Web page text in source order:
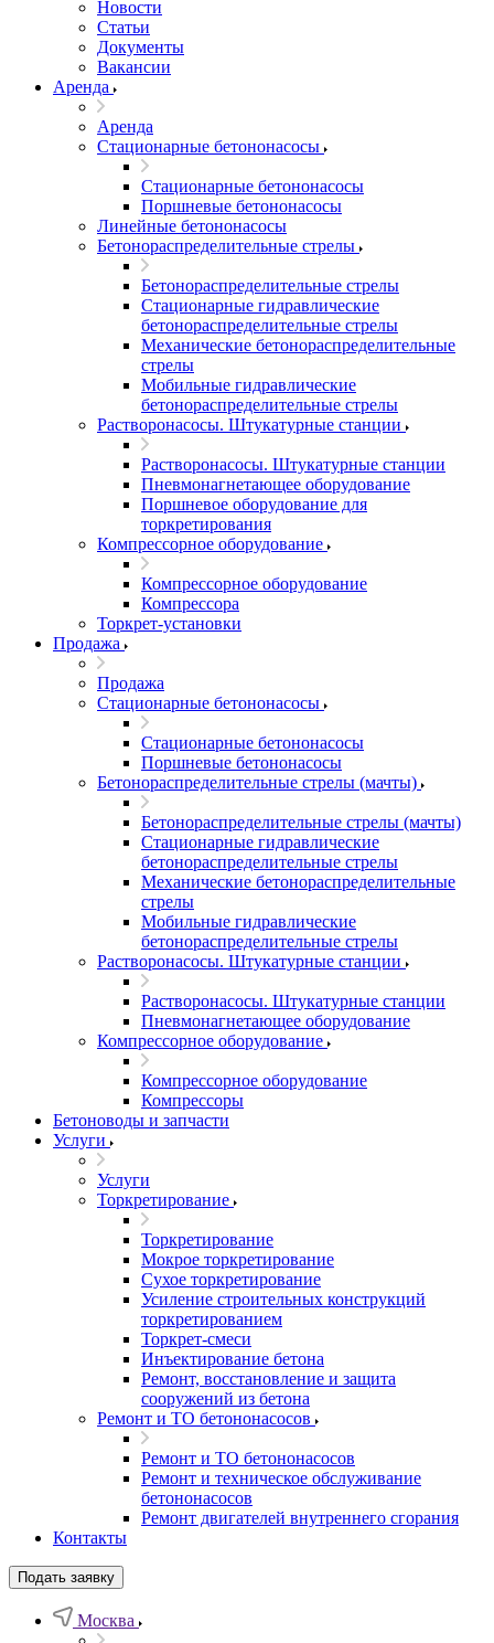
Новости
Статьи
Документы
Вакансии
Аренда
Аренда
Стационарные бетононасосы
Стационарные бетононасосы
Поршневые бетононасосы
Линейные бетононасосы
Бетонораспределительные стрелы
Бетонораспределительные стрелы
Стационарные гидравлические
бетонораспределительные стрелы
Механические бетонораспределительные
стрелы
Мобильные гидравлические
бетонораспределительные стрелы
Растворонасосы. Штукатурные станции
Растворонасосы. Штукатурные станции
Пневмонагнетающее оборудование
Поршневое оборудование для
торкретирования
Компрессорное оборудование
Компрессорное оборудование
Компрессора
Торкрет-установки
Продажа
Продажа
Стационарные бетононасосы
Стационарные бетононасосы
Поршневые бетононасосы
Бетонораспределительные стрелы (мачты)
Бетонораспределительные стрелы (мачты)
Стационарные гидравлические
бетонораспределительные стрелы
Механические бетонораспределительные
стрелы
Мобильные гидравлические
бетонораспределительные стрелы
Растворонасосы. Штукатурные станции
Растворонасосы. Штукатурные станции
Пневмонагнетающее оборудование
Компрессорное оборудование
Компрессорное оборудование
Компрессоры
Бетоноводы и запчасти
Услуги
Услуги
Торкретирование
Торкретирование
Мокрое торкретирование
Сухое торкретирование
Усиление строительных конструкций
торкретированием
Торкрет-смеси
Инъектирование бетона
Ремонт, восстановление и защита
сооружений из бетона
Ремонт и ТО бетононасосов
Ремонт и ТО бетононасосов
Ремонт и техническое обслуживание
бетононасосов
Ремонт двигателей внутреннего сгорания
Контакты
Подать заявку
Москва